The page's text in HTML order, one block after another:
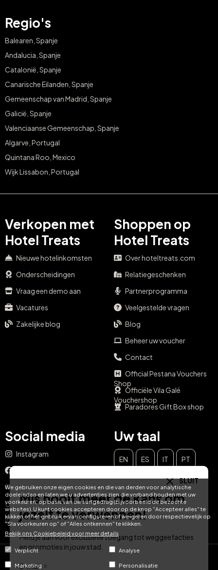
We gebruiken onze eigen cookies en die van derden voor analytische
doeleinden en laten we u advertenties zien die verband houden met uw
voorkeuren, op basis van uw surfgedrag (bijvoorbeeld de bezochte
websites). U kunt cookies accepteren door op de knop "Accepteer alles" te
klikken of het gebruik ervan configureren of weigeren door respectievelijk op
"Sla voorkeuren op" of "Alles ontkennen" te klikken.
Bekijk ons ​​Cookiebeleid voor meer details
Verplicht Analyse
Marketing Personalisatie
Regio's
Balearen, Spanje
Andalucia, Spanje
Catalonië, Spanje
Canarische Eilanden, Spanje
Gemeenschap van Madrid, Spanje
Galicië, Spanje
Valenciaanse Gemeenschap, Spanje
Algarve, Portugal
Quintana Roo, Mexico
Wijk Lissabon, Portugal
Verkopen met
Hotel Treats
Nieuwe hotelinkomsten
Onderscheidingen
Vraag een demo aan
Vacatures
Zakelijke blog
Shoppen op
Hotel Treats
Over hoteltreats.com
Relatiegeschenken
Partnerprogramma
Veelgestelde vragen
Blog
Beheer uw voucher
Contact
Official Pestana Vouchers
Shop
Officiële Vila Galé
Vouchershop
Paradores Gift Box shop
Social media
Instagram
YouTube
TikTok
LinkedIn
Uw taal
EN ES IT PT
NL
© Hotel Treats 2026
SLUIT
Mis nooit meer de kans om
jezelf te verwennen!
Meld je aan voor exclusieve toegang tot weggeefacties
en promoties in jouw stad.
E-mail